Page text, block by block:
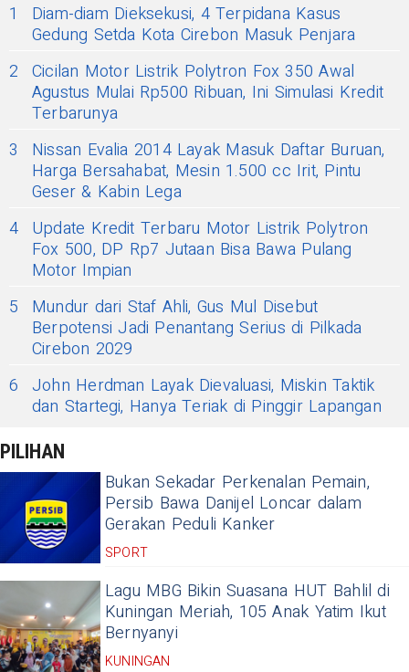
1
Diam-diam Dieksekusi, 4 Terpidana Kasus
Gedung Setda Kota Cirebon Masuk Penjara
2 Cicilan Motor Listrik Polytron Fox 350 Awal
Agustus Mulai Rp500 Ribuan, Ini Simulasi Kredit
Terbarunya
3
Nissan Evalia 2014 Layak Masuk Daftar Buruan,
Harga Bersahabat, Mesin 1.500 cc Irit, Pintu
Geser & Kabin Lega
4 Update Kredit Terbaru Motor Listrik Polytron
Fox 500, DP Rp7 Jutaan Bisa Bawa Pulang
Motor Impian
5
Mundur dari Staf Ahli, Gus Mul Disebut
Berpotensi Jadi Penantang Serius di Pilkada
Cirebon 2029
6 John Herdman Layak Dievaluasi, Miskin Taktik
dan Startegi, Hanya Teriak di Pinggir Lapangan
PILIHAN
Bukan Sekadar Perkenalan Pemain,
Persib Bawa Danijel Loncar dalam
Gerakan Peduli Kanker
SPORT
Lagu MBG Bikin Suasana HUT Bahlil di
Kuningan Meriah, 105 Anak Yatim Ikut
Bernyanyi
KUNINGAN